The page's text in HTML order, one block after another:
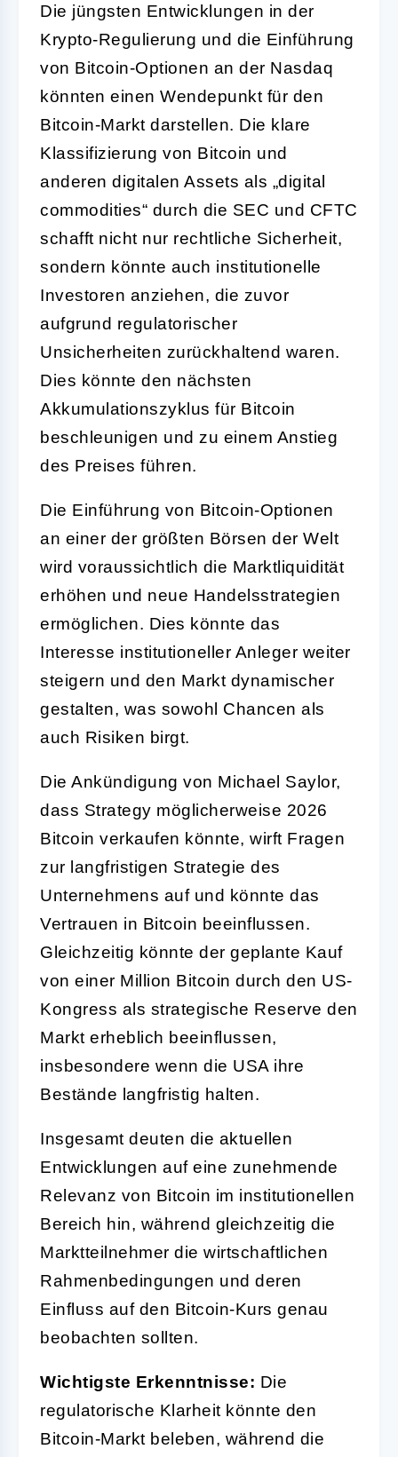
Die jüngsten Entwicklungen in der
Krypto-Regulierung und die Einführung
von Bitcoin-Optionen an der Nasdaq
könnten einen Wendepunkt für den
Bitcoin-Markt darstellen. Die klare
Klassifizierung von Bitcoin und
anderen digitalen Assets als „digital
commodities“ durch die SEC und CFTC
schafft nicht nur rechtliche Sicherheit,
sondern könnte auch institutionelle
Investoren anziehen, die zuvor
aufgrund regulatorischer
Unsicherheiten zurückhaltend waren.
Dies könnte den nächsten
Akkumulationszyklus für Bitcoin
beschleunigen und zu einem Anstieg
des Preises führen.
Die Einführung von Bitcoin-Optionen
an einer der größten Börsen der Welt
wird voraussichtlich die Marktliquidität
erhöhen und neue Handelsstrategien
ermöglichen. Dies könnte das
Interesse institutioneller Anleger weiter
steigern und den Markt dynamischer
gestalten, was sowohl Chancen als
auch Risiken birgt.
Die Ankündigung von Michael Saylor,
dass Strategy möglicherweise 2026
Bitcoin verkaufen könnte, wirft Fragen
zur langfristigen Strategie des
Unternehmens auf und könnte das
Vertrauen in Bitcoin beeinflussen.
Gleichzeitig könnte der geplante Kauf
von einer Million Bitcoin durch den US-
Kongress als strategische Reserve den
Markt erheblich beeinflussen,
insbesondere wenn die USA ihre
Bestände langfristig halten.
Insgesamt deuten die aktuellen
Entwicklungen auf eine zunehmende
Relevanz von Bitcoin im institutionellen
Bereich hin, während gleichzeitig die
Marktteilnehmer die wirtschaftlichen
Rahmenbedingungen und deren
Einfluss auf den Bitcoin-Kurs genau
beobachten sollten.
Wichtigste Erkenntnisse: Die
regulatorische Klarheit könnte den
Bitcoin-Markt beleben, während die